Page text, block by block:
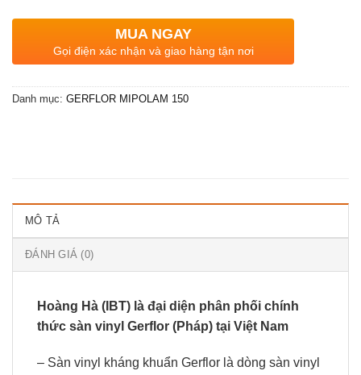
MUA NGAY
Gọi điện xác nhận và giao hàng tận nơi
Danh mục: GERFLOR MIPOLAM 150
MÔ TẢ
ĐÁNH GIÁ (0)
Hoàng Hà (IBT) là đại diện phân phối chính
thức sàn vinyl Gerflor (Pháp) tại Việt Nam
– Sàn vinyl kháng khuẩn Gerflor là dòng sàn vinyl